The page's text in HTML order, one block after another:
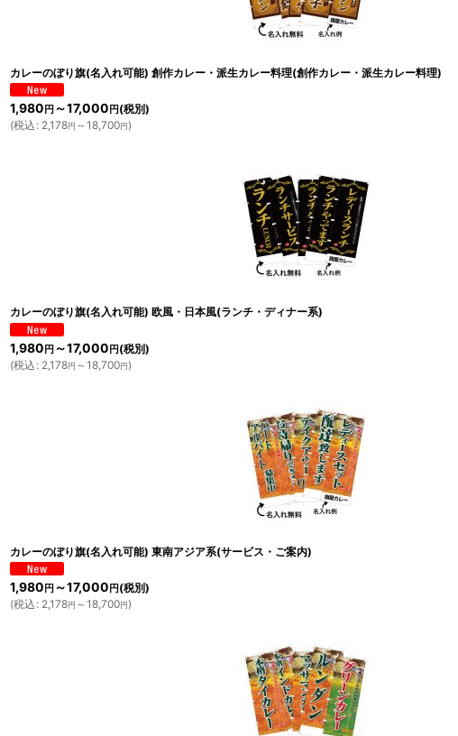
カレーのぼり旗(名入れ可能) 創作カレー・派生カレー料理(創作カレー・派生カレー料理)
1,980 円 ～17,000 円 (税別)
(税込 : 2,178円 ～18,700円)
カレーのぼり旗(名入れ可能) 欧風・日本風(ランチ・ディナー系)
1,980 円 ～17,000 円 (税別)
(税込 : 2,178円 ～18,700円)
カレーのぼり旗(名入れ可能) 東南アジア系(サービス・ご案内)
1,980 円 ～17,000 円 (税別)
(税込 : 2,178円 ～18,700円)